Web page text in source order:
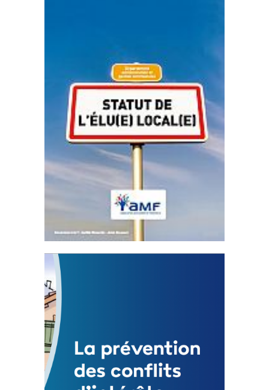
Statut de l’élu local
3 avril 2024
Mise à jour avril 2024
FEUILLETER